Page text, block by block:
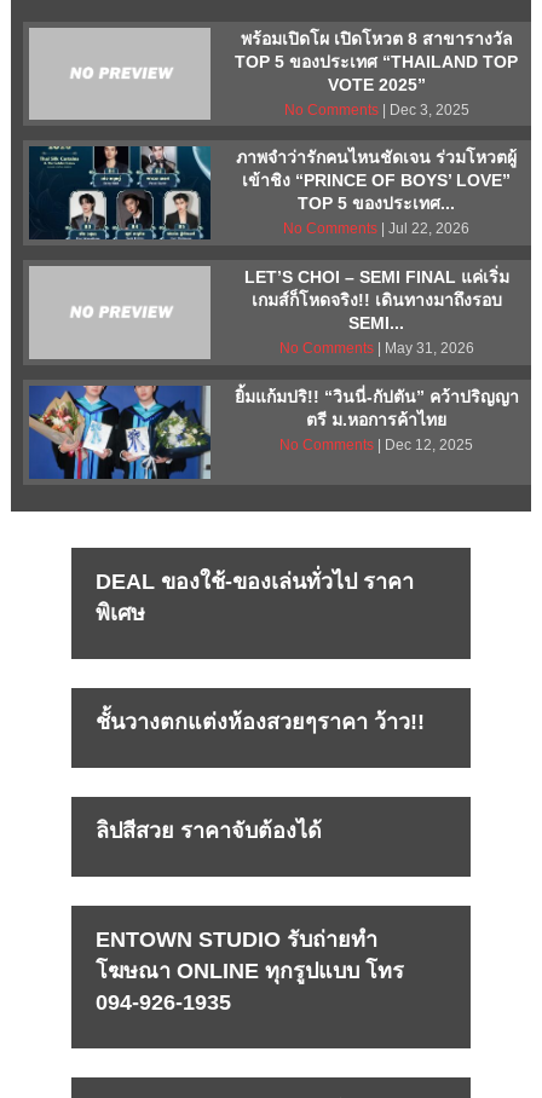
พร้อมเปิดโผ เปิดโหวต 8 สาขารางวัล
TOP 5 ของประเทศ “THAILAND TOP
VOTE 2025”
No Comments| Dec 3, 2025
ภาพจำว่ารักคนไหนชัดเจน ร่วมโหวตผู้
เข้าชิง “PRINCE OF BOYS’ LOVE”
TOP 5 ของประเทศ...
No Comments | Jul 22, 2026
LET’S CHOI – SEMI FINAL แค่เริ่ม
เกมส์ก็โหดจริง!! เดินทางมาถึงรอบ
SEMI...
No Comments| May 31, 2026
ยิ้มแก้มปริ!! “วินนี่-กัปตัน” คว้าปริญญา
ตรี ม.หอการค้าไทย
No Comments | Dec 12, 2025
DEAL ของใช้-ของเล่นทั่วไป ราคา
พิเศษ
ชั้นวางตกแต่งห้องสวยๆราคา ว้าว!!
ลิปสีสวย ราคาจับต้องได้
ENTOWN STUDIO รับถ่ายทำ
โฆษณา ONLINE ทุกรูปแบบ โทร
094-926-1935